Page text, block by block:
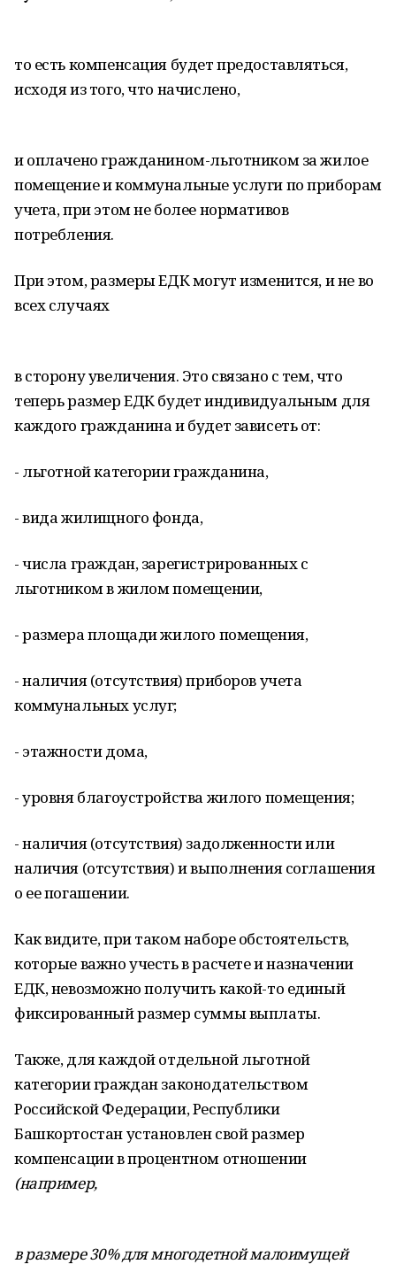
то есть компенсация будет предоставляться,
исходя из того, что начислено,
и оплачено гражданином-льготником за жилое
помещение и коммунальные услуги по приборам
учета, при этом не более нормативов
потребления.
При этом, размеры ЕДК могут изменится, и не во
всех случаях
в сторону увеличения. Это связано с тем, что
теперь размер ЕДК будет индивидуальным для
каждого гражданина и будет зависеть от:
- льготной категории гражданина,
- вида жилищного фонда,
- числа граждан, зарегистрированных с
льготником в жилом помещении,
- размера площади жилого помещения,
- наличия (отсутствия) приборов учета
коммунальных услуг;
- этажности дома,
- уровня благоустройства жилого помещения;
- наличия (отсутствия) задолженности или
наличия (отсутствия) и выполнения соглашения
о ее погашении.
Как видите, при таком наборе обстоятельств,
которые важно учесть в расчете и назначении
ЕДК, невозможно получить какой-то единый
фиксированный размер суммы выплаты.
Также, для каждой отдельной льготной
категории граждан законодательством
Российской Федерации, Республики
Башкортостан установлен свой размер
компенсации в процентном отношении
(например,
в размере 30% для многодетной малоимущей